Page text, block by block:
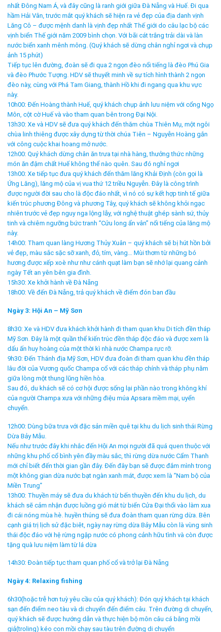
nhất Đông Nam Á, và đây cũng là ranh giới giữa Đà Nẵng và Huế. Đi qua
hầm Hải Vân, trước mắt quý khách sẽ hiện ra vẻ đẹp của địa danh vịnh
Lăng Cô – được mệnh danh là vịnh đẹp nhất Thế giới do câu lạc bộ các
vịnh biển Thế giới năm 2009 bình chọn. Với bãi cát trắng trải dài và làn
nước biển xanh mênh mông. (Quý khách sẽ dừng chân nghỉ ngơi và chụp
ảnh 15 phút)
Tiếp tục lên đường, đoàn sẽ đi qua 2 ngọn đèo nổi tiếng là đèo Phú Gia
và đèo Phước Tượng. HDV sẽ thuyết minh về sự tích hình thành 2 ngọn
đèo này, cùng với Phá Tam Giang, thành Hồ khi đi ngang qua khu vực
này.
10h00: Đến Hoàng thành Huế, quý khách chụp ảnh lưu niệm với cổng Ngọ
Môn, cột cờ Huế và vào tham quan bên trong Đại Nội.
13h30: Xe và HDV sẽ đưa quý khách đến thăm chùa Thiên Mụ, một ngôi
chùa linh thiêng được xây dựng từ thời chúa Tiên – Nguyễn Hoàng gắn
với công cuộc khai hoang mở nước.
12h00: Quý khách dừng chân ăn trưa tại nhà hàng, thưởng thức những
món ăn đậm chất Huế không thể nào quên. Sau đó nghỉ ngơi
13h00: Xe tiếp tục đưa quý khách đến thăm lăng Khải Định (còn gọi là
Ứng Lăng), lăng mộ của vị vua thứ 12 triều Nguyễn. Đây là công trình
được người đời sau cho là độc đáo nhất, vì nó có sự kết hợp tinh tế giữa
kiến trúc phương Đông và phương Tây, quý khách sẽ không khỏi ngạc
nhiên trước vẻ đẹp nguy nga lộng lẫy, với nghệ thuật ghép sành sứ, thủy
tinh và chiêm ngưỡng bức tranh “Cửu long ẩn vân” nổi tiếng của lăng mộ
này.
14h00: Tham quan làng Hương Thủy Xuân – quý khách sẽ bị hút hồn bởi
vẻ đẹp, màu sắc sặc sỡ xanh, đỏ, tím, vàng… Mùi thơm từ những bó
hương được xếp xoè như như cánh quạt làm bạn sẽ nhớ lại quang cảnh
ngày Tết an yên bên gia đình.
15h30: Xe khởi hành về Đà Nẵng
18h00: Về đến Đà Nẵng, trả quý khách về điểm đón ban đầu
Ngày 3: Hội An – Mỹ Sơn
8h30: Xe và HDV đưa khách khởi hành đi tham quan khu Di tích đền tháp
Mỹ Sơn. Đây là một quần thể kiến trúc đền tháp độc đáo và được xem là
dấu ấn huy hoàng của một thời kì nhà nước Champa rực rỡ.
9h30: Đến Thánh địa Mỹ Sơn, HDV đưa đoàn đi tham quan khu đền tháp
lâu đời của Vương quốc Champa cổ với các tháp chính và tháp phụ nằm
giữa lòng một thung lũng hiền hòa.
Sau đó, du khách sẽ có cơ hội được sống lại phần nào trong không khí
của người Champa xưa với những điệu múa Apsara mềm mại, uyển
chuyển.
12h00: Dùng bữa trưa với đặc sản miền quê tại khu du lịch sinh thái Rừng
Dừa Bảy Mẫu.
Nếu như trước đây khi nhắc đến Hội An mọi người đã quá quen thuộc với
những khu phố cổ bình yên đầy màu sắc, thì rừng dừa nước Cẩm Thanh
mới chỉ biết đến thời gian gần đây. Đến đây bạn sẽ được đắm mình trong
một không gian dừa nước bạt ngàn xanh mát, được xem là “Nam bộ của
Miền Trung”
13h00: Thuyền máy sẽ đưa du khách từ bến thuyền đến khu du lịch, du
khách sẽ cảm nhận được luồng gió mát từ biển Cửa Đại thổi vào làm xua
đi cái nóng mùa hè. huyền thúng sẽ đưa đoàn tham quan rừng dừa. Bên
cạnh giá trị lịch sử đặc biêt, ngày nay rừng dừa Bảy Mẫu còn là vùng sinh
thái độc đáo với hệ rừng ngập nước có phong cảnh hữu tình và còn được
tặng quà lưu niệm làm từ lá dừa
14h30: Đoàn tiếp tục tham quan phố cổ và trở lại Đà Nẵng
Ngày 4: Relaxing fishing
6h30(hoặc trễ hơn tuỳ yêu cầu của quý khách): Đón quý khách tại khách
sạn đến điểm neo tàu và di chuyển đến điểm câu. Trên đường di chuyển,
quý khách sẽ được hướng dẫn và thực hiện bộ môn câu cá bằng mồi
giả(troling) kéo con mồi chạy sau tàu trên đường di chuyển